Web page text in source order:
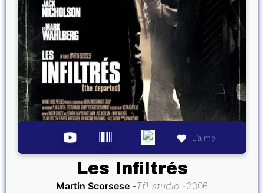
J’aime
Les Infiltrés
Martin Scorsese Tf1 studio 2006